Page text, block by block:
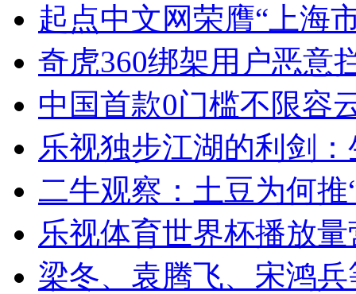
起点中文网荣膺“上海
奇虎360绑架用户恶意
中国首款0门槛不限容
乐视独步江湖的利剑
二牛观察：土豆为何推
乐视体育世界杯播放
梁冬、袁腾飞、宋鸿